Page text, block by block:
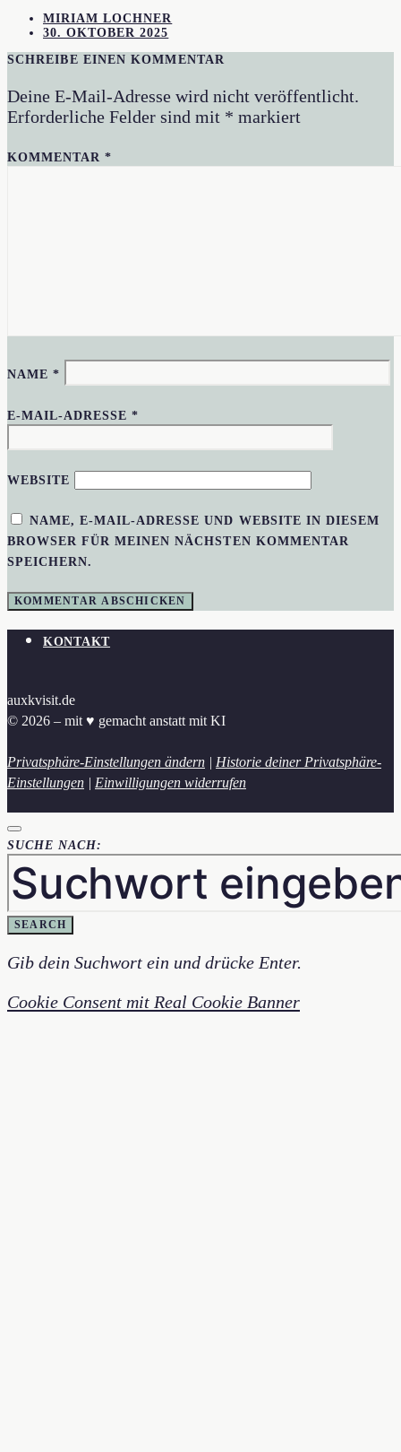
MIRIAM LOCHNER
30. OKTOBER 2025
SCHREIBE EINEN KOMMENTAR
Deine E-Mail-Adresse wird nicht veröffentlicht.
Erforderliche Felder sind mit * markiert
KOMMENTAR*
NAME*
E-MAIL-ADRESSE*
WEBSITE
NAME, E-MAIL-ADRESSE UND WEBSITE IN DIESEM
BROWSER FÜR MEINEN NÄCHSTEN KOMMENTAR
SPEICHERN.
KONTAKT
auxkvisit.de
© 2026 – mit ♥︎ gemacht anstatt mit KI
Privatsphäre-Einstellungen ändern | Historie deiner Privatsphäre-
Einstellungen | Einwilligungen widerrufen
SUCHE NACH:
SEARCH
Gib dein Suchwort ein und drücke Enter.
Cookie Consent mit Real Cookie Banner